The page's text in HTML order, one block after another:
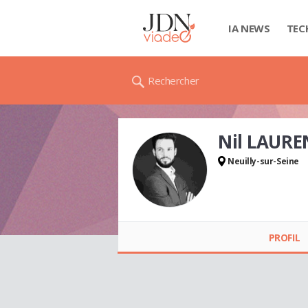
IA NEWS
Rechercher
Nil LAURENT
Nil
Neuilly-sur-Seine
PROFIL